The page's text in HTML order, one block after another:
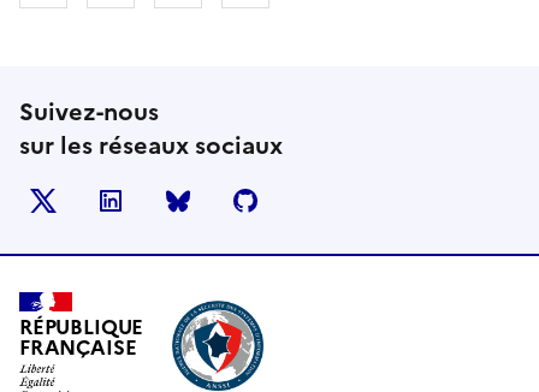
Suivez-nous
sur les réseaux sociaux
LinkedIn BlueSky
RÉPUBLIQUE
FRANÇAISE